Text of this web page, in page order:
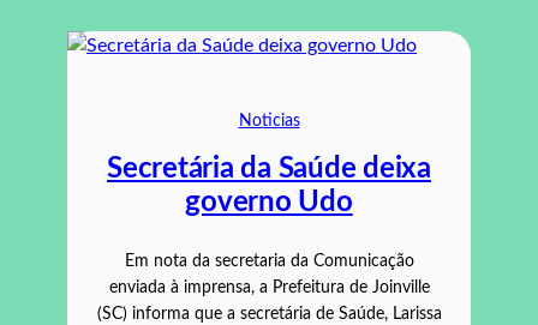
Noticias
Secretária da Saúde deixa
governo Udo
Em nota da secretaria da Comunicação
enviada à imprensa, a Prefeitura de Joinville
(SC) informa que a secretária de Saúde, Larissa